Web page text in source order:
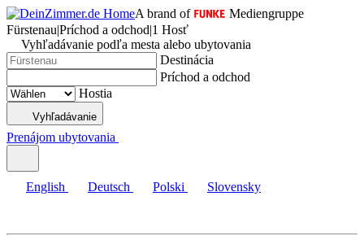
A brand of
Mediengruppe
Fürstenau|Príchod a odchod|1 Hosť
Vyhľadávanie podľa mesta alebo ubytovania
Destinácia
Príchod a odchod
Hostia
Vyhľadávanie
Prenájom ubytovania
English Deutsch Polski Slovensky